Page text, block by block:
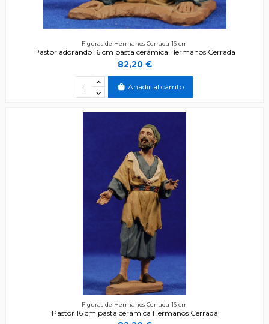
Figuras de Hermanos Cerrada 16 cm
Pastor adorando 16 cm pasta cerámica Hermanos Cerrada
82,20 €
Añadir al carrito
Figuras de Hermanos Cerrada 16 cm
Pastor 16 cm pasta cerámica Hermanos Cerrada